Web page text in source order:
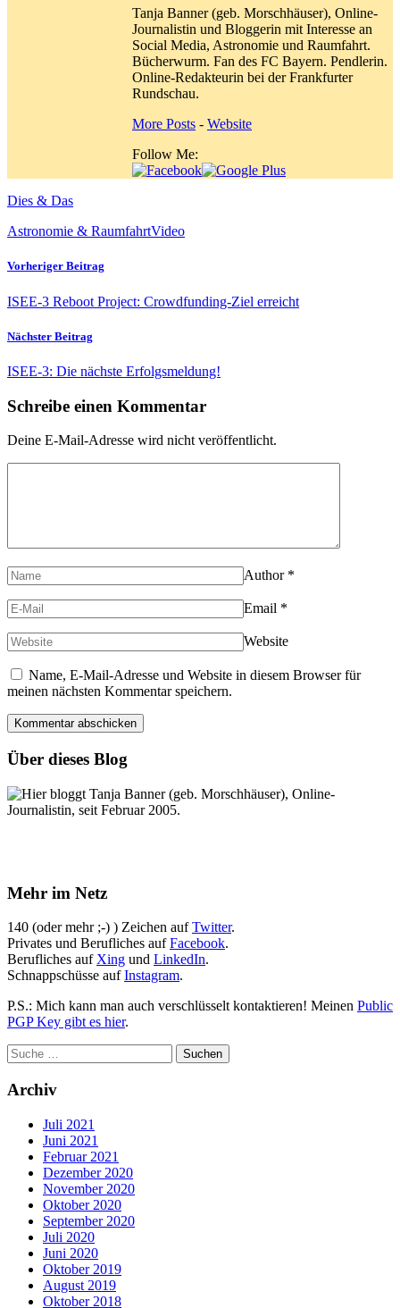
Tanja Banner (geb. Morschhäuser), Online-
Journalistin und Bloggerin mit Interesse an
Social Media, Astronomie und Raumfahrt.
Bücherwurm. Fan des FC Bayern. Pendlerin.
Online-Redakteurin bei der Frankfurter
Rundschau.
More Posts - Website
Follow Me:
Dies & Das
Astronomie & RaumfahrtVideo
Vorheriger Beitrag
ISEE-3 Reboot Project: Crowdfunding-Ziel erreicht
Nächster Beitrag
ISEE-3: Die nächste Erfolgsmeldung!
Schreibe einen Kommentar
Deine E-Mail-Adresse wird nicht veröffentlicht.
Author *
Email *
Website
Name, E-Mail-Adresse und Website in diesem Browser für
meinen nächsten Kommentar speichern.
Über dieses Blog
Hier bloggt Tanja Banner (geb. Morschhäuser), Online-
Journalistin, seit Februar 2005.
Mehr im Netz
140 (oder mehr ;-) ) Zeichen aufTwitter.
Privates und Berufliches aufFacebook.
Berufliches auf Xing und LinkedIn.
Schnappschüsse aufInstagram.
P.S.: Mich kann man auch verschlüsselt kontaktieren! Meinen Public
PGP Key gibt es hier.
Archiv
Juli 2021
Juni 2021
Februar 2021
Dezember 2020
November 2020
Oktober 2020
September 2020
Juli 2020
Juni 2020
Oktober 2019
August 2019
Oktober 2018